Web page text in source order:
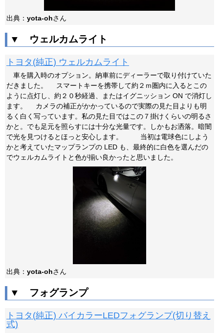
出典： yota-ohさん
▼ ウェルカムライト
トヨタ(純正) ウェルカムライト
車を購入時のオプション。納車前にディーラーで取り付けていた
だきました。 スマートキーを携帯して約２ｍ圏内に入るとこの
ように点灯し、約２０秒経過、またはイグニッション ON で消灯し
ます。 カメラの補正がかかっているので実際の見た目よりも明
るく白く写っています。私の見た目ではこの７掛けくらいの明るさ
かと。でも足元を照らすには十分な光量です。しかもお洒落。暗闇
で光を見つけるとほっと安心します。 当初は電球色にしよう
かと考えていたマップランプの LED も、最終的に白色を選んだの
でウェルカムライトと色が揃い良かったと思いました。
出典： yota-ohさん
▼ フォグランプ
トヨタ(純正) バイカラーLEDフォグランプ(切り替え
式)